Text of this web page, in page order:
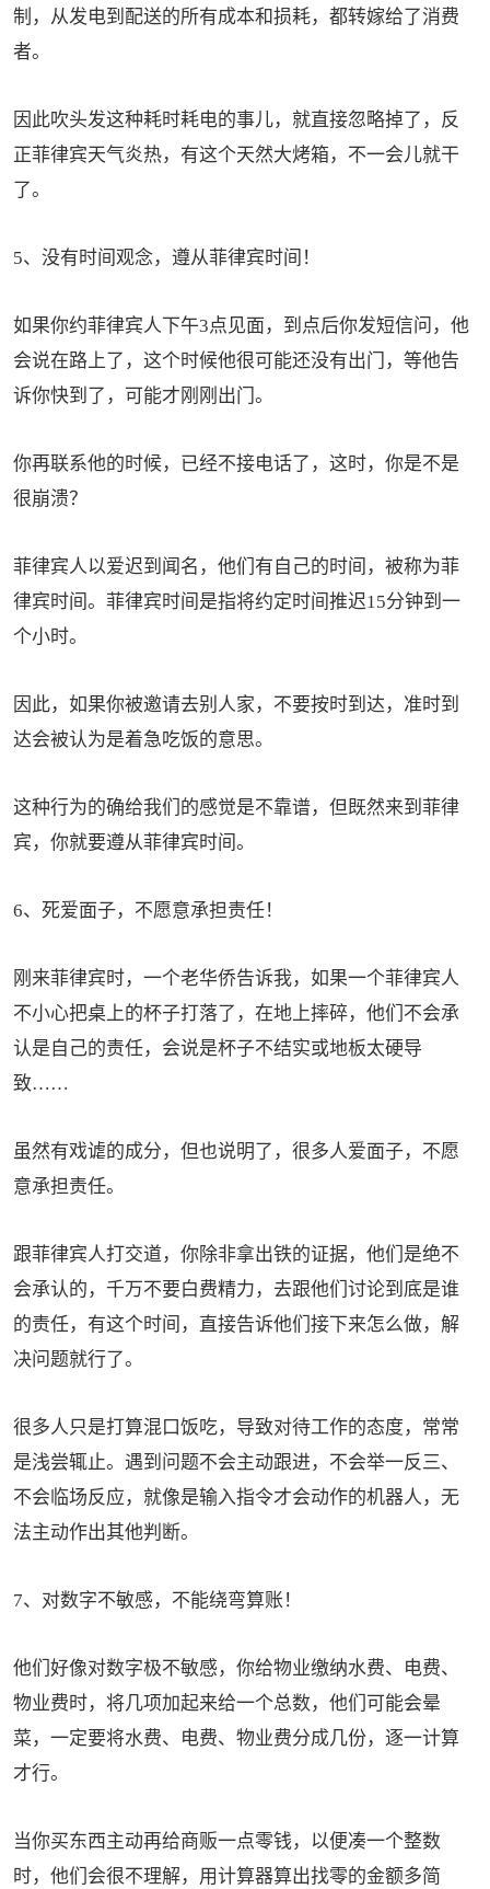
制，从发电到配送的所有成本和损耗，都转嫁给了消费
者。
因此吹头发这种耗时耗电的事儿，就直接忽略掉了，反
正菲律宾天气炎热，有这个天然大烤箱，不一会儿就干
了。
5、没有时间观念，遵从菲律宾时间！
如果你约菲律宾人下午3点见面，到点后你发短信问，他
会说在路上了，这个时候他很可能还没有出门，等他告
诉你快到了，可能才刚刚出门。
你再联系他的时候，已经不接电话了，这时，你是不是
很崩溃？
菲律宾人以爱迟到闻名，他们有自己的时间，被称为菲
律宾时间。菲律宾时间是指将约定时间推迟15分钟到一
个小时。
因此，如果你被邀请去别人家，不要按时到达，准时到
达会被认为是着急吃饭的意思。
这种行为的确给我们的感觉是不靠谱，但既然来到菲律
宾，你就要遵从菲律宾时间。
6、死爱面子，不愿意承担责任！
刚来菲律宾时，一个老华侨告诉我，如果一个菲律宾人
不小心把桌上的杯子打落了，在地上摔碎，他们不会承
认是自己的责任，会说是杯子不结实或地板太硬导
致……
虽然有戏谑的成分，但也说明了，很多人爱面子，不愿
意承担责任。
跟菲律宾人打交道，你除非拿出铁的证据，他们是绝不
会承认的，千万不要白费精力，去跟他们讨论到底是谁
的责任，有这个时间，直接告诉他们接下来怎么做，解
决问题就行了。
很多人只是打算混口饭吃，导致对待工作的态度，常常
是浅尝辄止。遇到问题不会主动跟进，不会举一反三、
不会临场反应，就像是输入指令才会动作的机器人，无
法主动作出其他判断。
7、对数字不敏感，不能绕弯算账！
他们好像对数字极不敏感，你给物业缴纳水费、电费、
物业费时，将几项加起来给一个总数，他们可能会晕
菜，一定要将水费、电费、物业费分成几份，逐一计算
才行。
当你买东西主动再给商贩一点零钱，以便凑一个整数
时，他们会很不理解，用计算器算出找零的金额多简